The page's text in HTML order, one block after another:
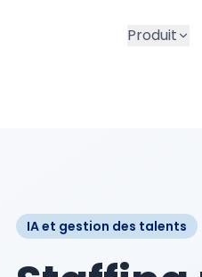
Produit
IA et gestion des talents